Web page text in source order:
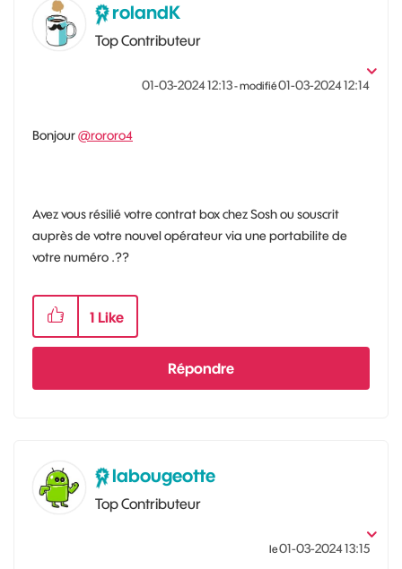
rolandK
Top Contributeur
‎01-03-202412:13- modifié‎01-03-202412:14
Bonjour@rororo4
Avez vous résilié votre contrat box chez Sosh ou souscrit
auprès de votre nouvel opérateur via une portabilite de
votre numéro .??
1 Like
Répondre
labougeotte
Top Contributeur
le‎01-03-202413:15